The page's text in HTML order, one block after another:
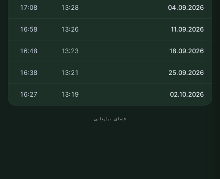
04.09.2026
13:28
17:08
11.09.2026
13:26
16:58
18.09.2026
13:23
16:48
25.09.2026
13:21
16:38
02.10.2026
13:19
16:27
فضای تبلیغاتی